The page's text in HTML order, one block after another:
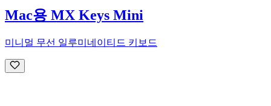
Mac용 MX Keys Mini
미니멀 무선 일루미네이티드 키보드